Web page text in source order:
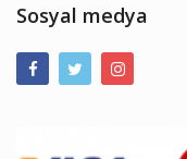
Sosyal medya